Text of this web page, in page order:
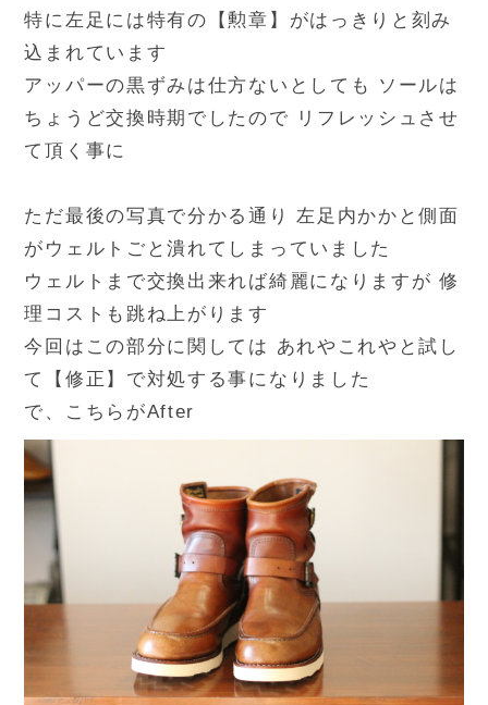
特に左足には特有の【勲章】がはっきりと刻み
込まれています
アッパーの黒ずみは仕方ないとしても ソールは
ちょうど交換時期でしたので リフレッシュさせ
て頂く事に
ただ最後の写真で分かる通り 左足内かかと側面
がウェルトごと潰れてしまっていました
ウェルトまで交換出来れば綺麗になりますが 修
理コストも跳ね上がります
今回はこの部分に関しては あれやこれやと試し
て【修正】で対処する事になりました
で、こちらがAfter